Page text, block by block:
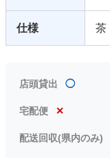
仕様 茶
店頭貸出 ◯
宅配便 ✕
配送回収(県内のみ)